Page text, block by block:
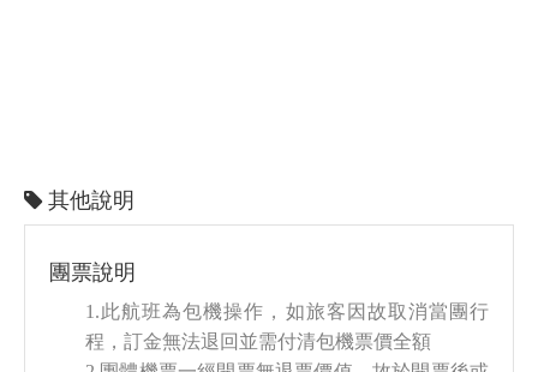
其他說明
團票說明
1.此航班為包機操作，如旅客因故取消當團行
程，訂金無法退回並需付清包機票價全額